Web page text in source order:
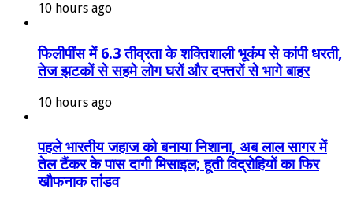
10 hours ago
फिलीपींस में 6.3 तीव्रता के शक्तिशाली भूकंप से कांपी धरती,
तेज झटकों से सहमे लोग घरों और दफ्तरों से भागे बाहर
10 hours ago
पहले भारतीय जहाज को बनाया निशाना, अब लाल सागर में
तेल टैंकर के पास दागी मिसाइल; हूती विद्रोहियों का फिर
खौफनाक तांडव